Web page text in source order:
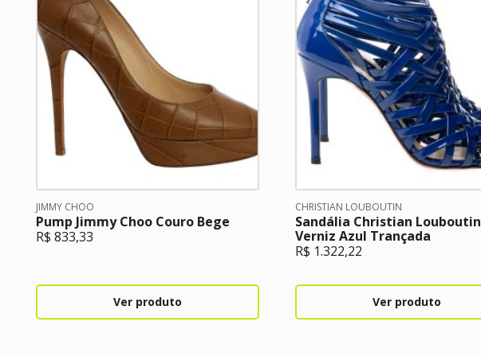
JIMMY CHOO
Pump Jimmy Choo Couro Bege
R$ 833,33
Ver produto
CHRISTIAN LOUBOUTIN
Sandália Christian Louboutin
Verniz Azul Trançada
R$ 1.322,22
Ver produto